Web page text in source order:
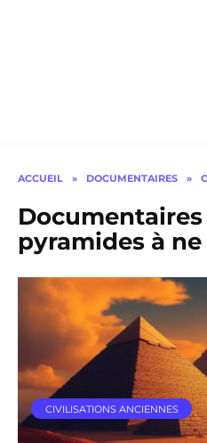
ACCUEIL » DOCUMENTAIRES »
pyramides à
CIVILISATIONS ANCIENNES